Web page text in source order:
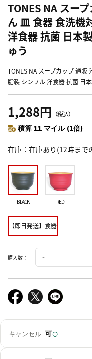
TONES NA スー
ん 皿 食器 食洗機
洋食器 抗菌 日本
ゅう
TONES NA スープカップ 通販
脂製 シンプル 洋食器 抗菌 日
1,288円 （税込）
積算 11 マイル (1倍)
在庫 在庫あり(12時まで
BLACK RED
【即日発送】食器
購入数：
キャンセル 可○